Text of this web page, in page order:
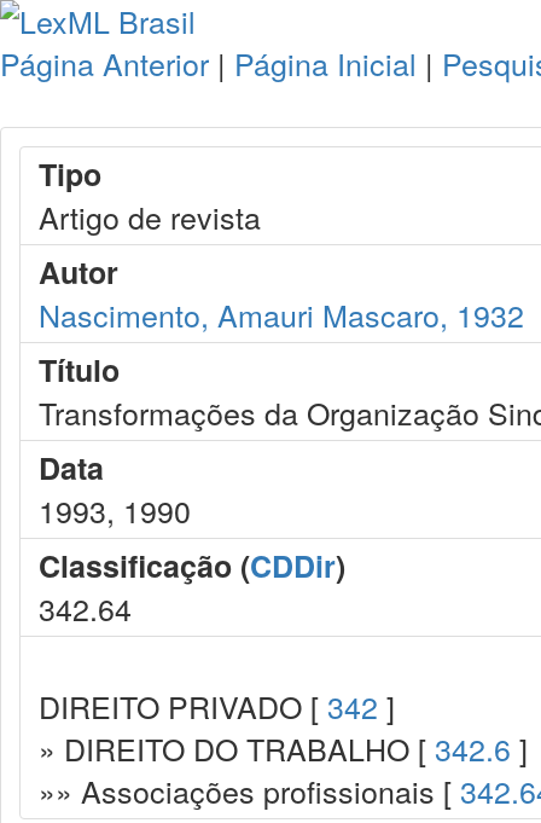
Página Anterior | Página Inicial |
Tipo
Artigo de revista
Autor
Nascimento, Amauri Mascaro, 1932
Título
Transformações da Organização
Data
1993, 1990
Classificação (CDDir)
342.64
DIREITO PRIVADO [ 342 ]
» DIREITO DO TRABALHO [ 342.6 ]
»» Associações profissionais [